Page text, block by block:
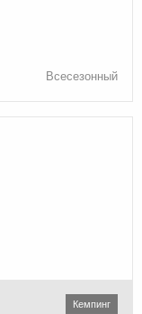
Всесезонный
Кемпинг